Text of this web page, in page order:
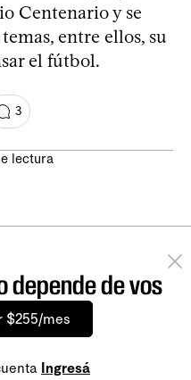
Centenario y se
entre ellos, su
el fútbol.
3
lectura
depende de vos
$255/mes
Ingresá